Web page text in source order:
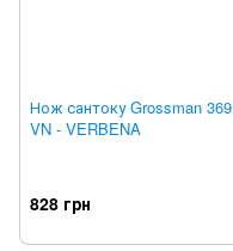
Нож сантоку Grossman 369
VN - VERBENA
828 грн